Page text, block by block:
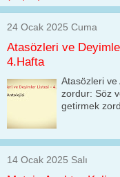
24 Ocak 2025 Cuma
Atasözleri ve
4.Hafta
Atasözleri ve
zordur: Söz
getirmek
14 Ocak 2025 Salı